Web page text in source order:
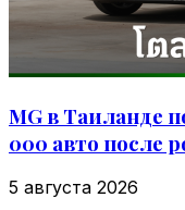
MG в Таиланде
000 авто после
5 августа 2026